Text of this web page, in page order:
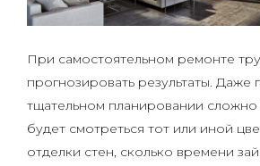
При самостоятельном ремонте
прогнозировать результаты. Даже
тщательном планировании сложно
будет смотреться тот или иной
отделки стен, сколько времени